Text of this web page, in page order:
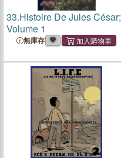
33.Histoire De Jules César;
Volume 1
無庫存